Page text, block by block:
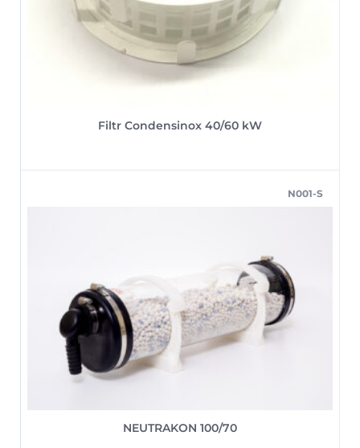
Filtr Condensinox 40/60 kW
NEUTRAKON 100/70
N001-S